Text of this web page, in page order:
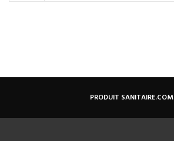
PRODUIT SANITAIRE.COM